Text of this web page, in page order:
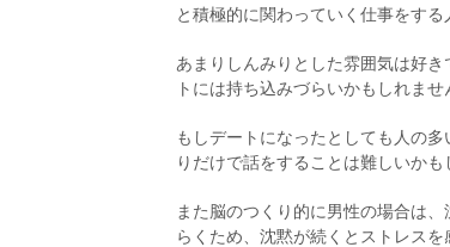
と積極的に関わっていく仕事をする
あまりしんみりとした雰囲気は好
トには持ち込みづらいかもしれませ
もしデートになったとしても人の
りだけで話をすることは難しいかも
また脳のつくり的に男性の場合は
らくため、沈黙が続くとストレスを